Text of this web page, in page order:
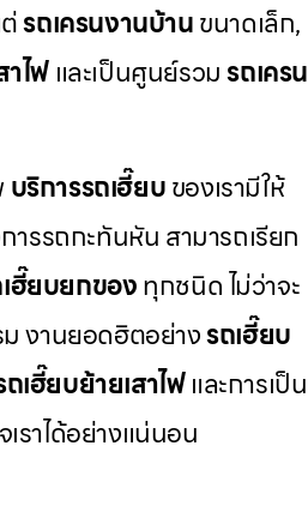
ต่รถเครนงานบ้านขนาดเล็ก,
าไฟและเป็นศูนย์รวมรถเครน
บริการรถเฮี๊ยบของเรามีให้
รรถกะทันหัน สามารถเรียก
ฮี๊ยบยกของทุกชนิด ไม่ว่าจะ
งานยอดฮิตอย่างรถเฮี๊ยบ
ถเฮี๊ยบย้ายเสาไฟและการเป็น
เราได้อย่างแน่นอน